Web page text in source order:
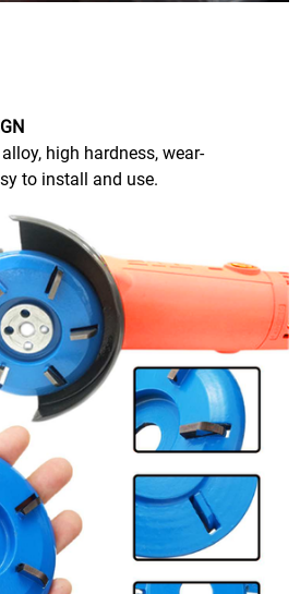
high hardness, wear-
to install and use.